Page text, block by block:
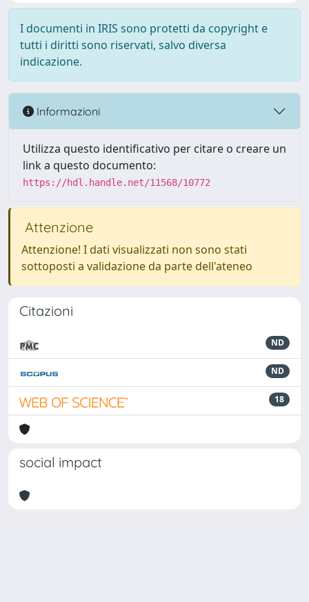
I documenti in IRIS sono protetti da copyright e
tutti i diritti sono riservati, salvo diversa
indicazione.
Informazioni
Utilizza questo identificativo per citare o creare un
link a questo documento:
https://hdl.handle.net/11568/10772
Attenzione
Attenzione! I dati visualizzati non sono stati
sottoposti a validazione da parte dell'ateneo
Citazioni
ND
ND
18
social impact